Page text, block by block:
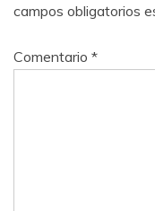
campos obligatorios
Comentario *